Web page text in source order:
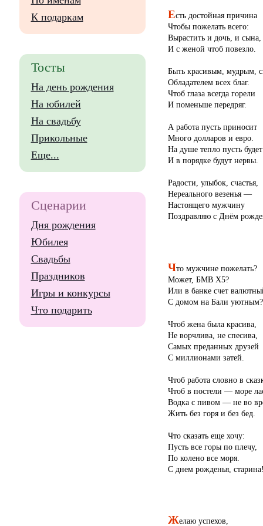
Есть достойная причина
Чтобы пожелать всего:
Вырастить и дочь, и сына,
И с женой чтоб повезло.
Быть красивым, мудрым,
Обладателем всех благ.
Чтоб глаза всегда горели
И поменьше передряг.
А работа пусть приносит
Много долларов и евро.
На душе тепло пусть будет
И в порядке будут нервы.
Радости, улыбок, счастья,
Нереального везенья —
Настоящего мужчину
Поздравляю с Днём
Что мужчине пожелать?
Может, БМВ Х5?
Или в банке счет
С домом на Бали уютным?
Чтоб жена была красива,
Не ворчлива, не спесива,
Самых преданных друзей
С миллионами затей.
Чтоб работа словно в
Чтоб в постели — море
Водка с пивом — не во
Жить без горя и без бед.
Что сказать еще хочу:
Пусть все горы по плечу,
По колено все моря.
С днем рожденья, старина!
Желаю успехов,
К подаркам
Тосты
На день рождения
На юбилей
На свадьбу
Прикольные
Еще...
Сценарии
Дня рождения
Юбилея
Свадьбы
Праздников
Игры и конкурсы
Что подарить